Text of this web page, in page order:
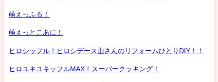
萌えっふる！
萌えっとこあに！
ヒロシッフル！ヒロシデース山さんのリフォームひとりDIY！！
ヒロユキユキッフルMAX！スーパークッキング！